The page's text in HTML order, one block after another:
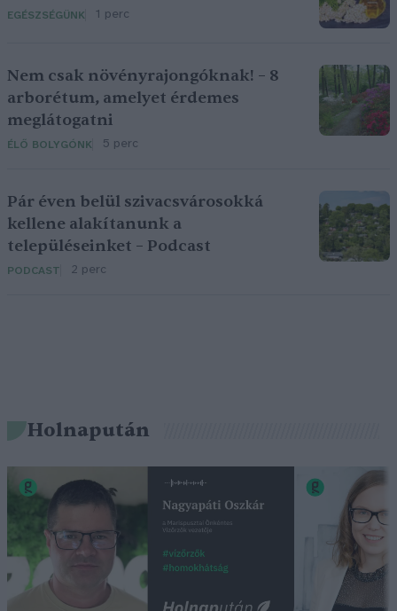
EGÉSZSÉGÜNK 1 perc
Nem csak növényrajongóknak! – 8
arborétum, amelyet érdemes
meglátogatni
ÉLŐ BOLYGÓNK 5 perc
Pár éven belül szivacsvárosokká
kellene alakítanunk a
településeinket – Podcast
PODCAST 2 perc
Holnapután